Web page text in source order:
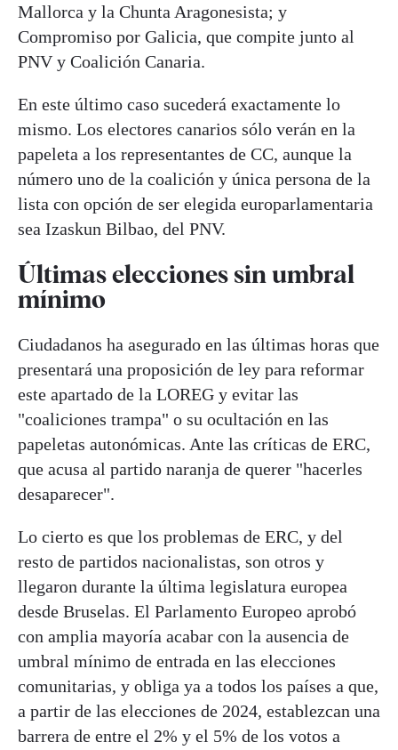
Mallorca y la Chunta Aragonesista; y
Compromiso por Galicia, que compite junto al
PNV y Coalición Canaria.
En este último caso sucederá exactamente lo
mismo. Los electores canarios sólo verán en la
papeleta a los representantes de CC, aunque la
número uno de la coalición y única persona de la
lista con opción de ser elegida europarlamentaria
sea Izaskun Bilbao, del PNV.
Últimas elecciones sin umbral
mínimo
Ciudadanos ha asegurado en las últimas horas que
presentará una proposición de ley para reformar
este apartado de la LOREG y evitar las
"coaliciones trampa" o su ocultación en las
papeletas autonómicas. Ante las críticas de ERC,
que acusa al partido naranja de querer "hacerles
desaparecer".
Lo cierto es que los problemas de ERC, y del
resto de partidos nacionalistas, son otros y
llegaron durante la última legislatura europea
desde Bruselas. El Parlamento Europeo aprobó
con amplia mayoría acabar con la ausencia de
umbral mínimo de entrada en las elecciones
comunitarias, y obliga ya a todos los países a que,
a partir de las elecciones de 2024, establezcan una
barrera de entre el 2% y el 5% de los votos a